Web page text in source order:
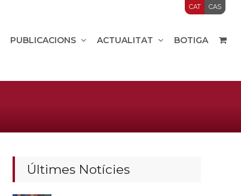
CAT CAS
PUBLICACIONS ACTUALITAT BOTIGA
Últimes Notícies